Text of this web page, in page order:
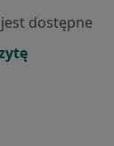
dostępne